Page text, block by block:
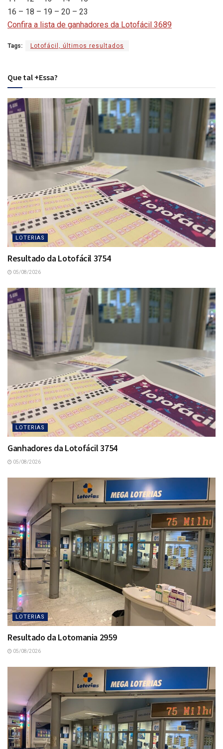
16 – 18 – 19 – 20 – 23
Confira a lista de ganhadores da Lotofácil 3689
Tags: Lotofácil, últimos resultados
Que tal +Essa?
LOTERIAS
Resultado da Lotofácil 3754
05/08/2026
LOTERIAS
Ganhadores da Lotofácil 3754
05/08/2026
LOTERIAS
Resultado da Lotomania 2959
05/08/2026